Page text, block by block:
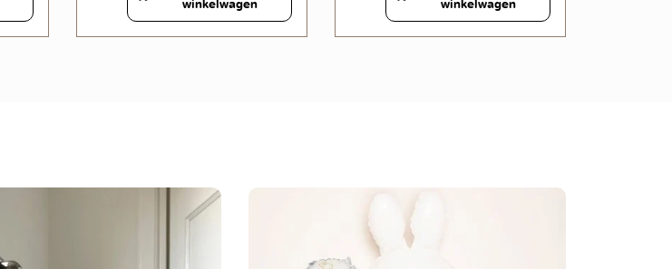
winkelwagen
winkelwagen